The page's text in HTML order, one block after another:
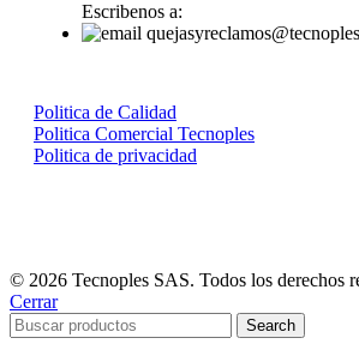
Escribenos a:
Politica de Calidad
Politica Comercial Tecnoples
Politica de privacidad
© 2026 Tecnoples SAS. Todos los derechos
Cerrar
Search